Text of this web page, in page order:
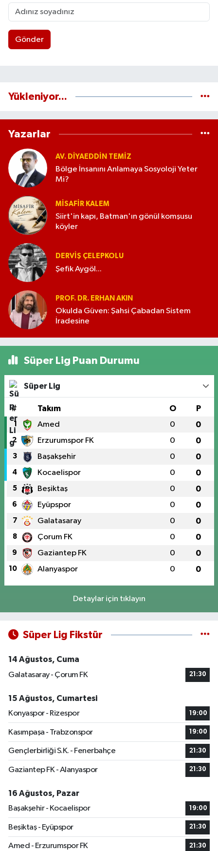
Gönder
Yükleniyor...
Yazarlar
AV. DIYAEDDIN TEMIZ
Bölge İnsanını Anlamaya Sosyoloji Yeter
Mi?
MISAFIR KALEM
Siirt'in kapı, Batman'ın gönül komşusu
köyler
DERVIŞ ÇELEPKOLU
Şefik Aygöl...
PROF. DR. ERHAN AKIN
Okulda Güven: Şahsi Çabadan Sistem
İradesine
Süper Lig Puan Durumu
Süper Lig
# Takım O P
1 Amed 0 0
2 Erzurumspor FK 0 0
3 Başakşehir 0 0
4 Kocaelispor 0 0
5 Beşiktaş 0 0
6 Eyüpspor 0 0
7 Galatasaray 0 0
8 Çorum FK 0 0
9 Gaziantep FK 0 0
10 Alanyaspor 0 0
Detaylar için tıklayın
Süper Lig Fikstür
14 Ağustos, Cuma
Galatasaray - Çorum FK
21:30
15 Ağustos, Cumartesi
Konyaspor - Rizespor
19:00
Kasımpaşa - Trabzonspor 19:00
Gençlerbirliği S.K. - Fenerbahçe 21:30
Gaziantep FK - Alanyaspor 21:30
16 Ağustos, Pazar
Başakşehir - Kocaelispor
19:00
Beşiktaş - Eyüpspor 21:30
Amed - Erzurumspor FK 21:30